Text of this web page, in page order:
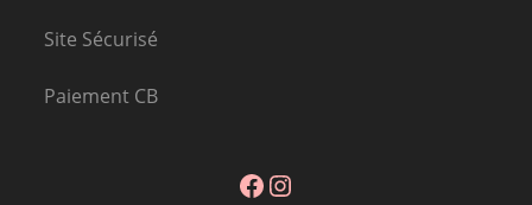
Site Sécurisé
Paiement CB
FacebookInstagram